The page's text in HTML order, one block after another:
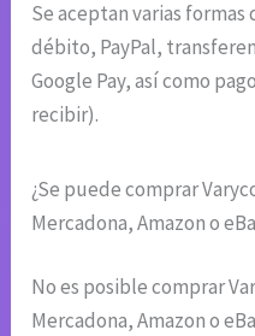
Se aceptan varias
débito, PayPal,
Google Pay, así como
recibir).
¿Se puede comprar
Mercadona, Amazon o
No es posible comprar
Mercadona, Amazon o